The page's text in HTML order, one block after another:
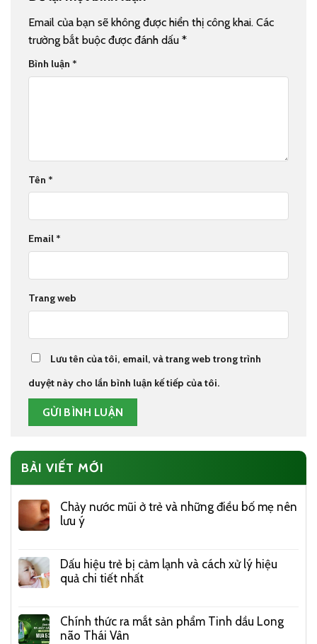
Email của bạn sẽ không được hiển thị công khai. Các
trường bắt buộc được đánh dấu *
Bình luận *
Tên *
Email *
Trang web
Lưu tên của tôi, email, và trang web trong trình
duyệt này cho lần bình luận kế tiếp của tôi.
BÀI VIẾT MỚI
Chảy nước mũi ở trẻ và những điều bố mẹ nên
lưu ý
Dấu hiệu trẻ bị cảm lạnh và cách xử lý hiệu
quả chi tiết nhất
Chính thức ra mắt sản phẩm Tinh dầu Long
não Thái Vân